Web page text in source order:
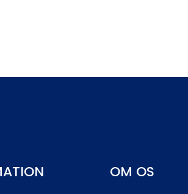
OM OS